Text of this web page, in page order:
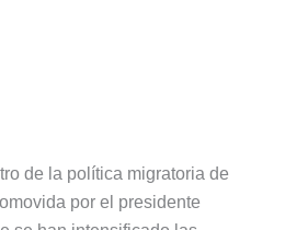
de la política migratoria de
por el presidente